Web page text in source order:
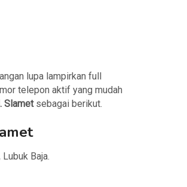
lupa lampirkan full
telepon aktif yang mudah
Slamet sebagai berikut.
Baja.